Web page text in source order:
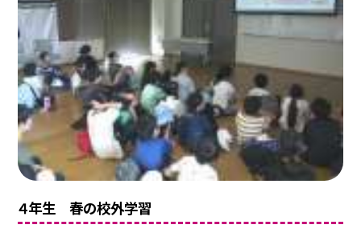
４年生 春の校外学習